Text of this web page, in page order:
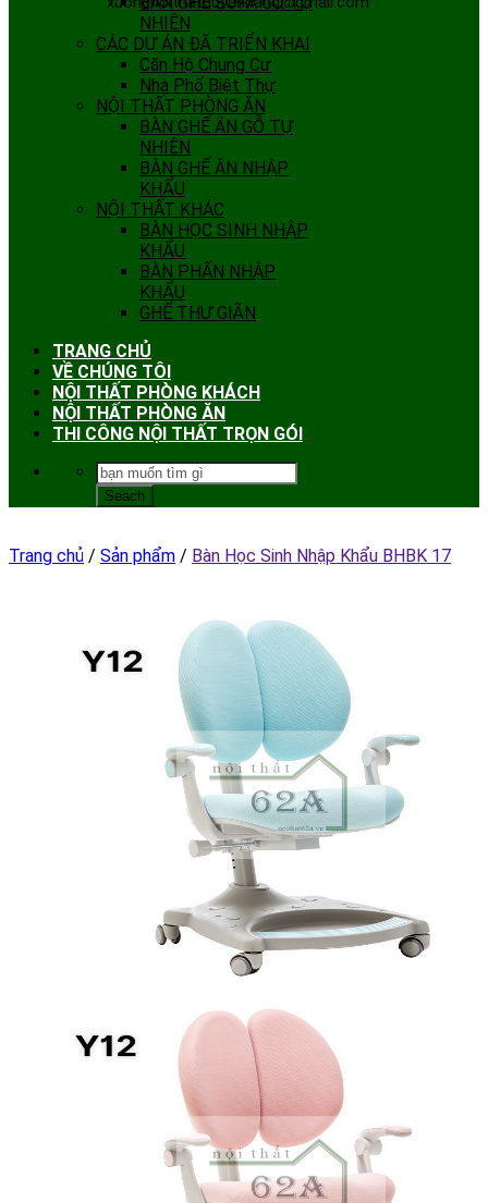
NHIÊN
CÁC DỰ ÁN ĐÃ TRIỂN KHAI
Căn Hộ Chung Cư
Nhà Phố Biệt Thự
NỘI THẤT PHÒNG ĂN
BÀN GHẾ ĂN GỖ TỰ
NHIÊN
BÀN GHẾ ĂN NHẬP
KHẨU
NỘI THẤT KHÁC
BÀN HỌC SINH NHẬP
KHẨU
BÀN PHẤN NHẬP
KHẨU
GHẾ THƯ GIÃN
TRANG CHỦ
VỀ CHÚNG TÔI
NỘI THẤT PHÒNG KHÁCH
NỘI THẤT PHÒNG ĂN
THI CÔNG NỘI THẤT TRỌN GÓI
Trang chủ / Sản phẩm / Bàn Học Sinh Nhập Khẩu BHBK 17